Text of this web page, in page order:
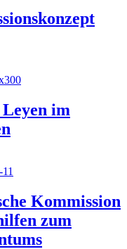
im
Kommission
zum